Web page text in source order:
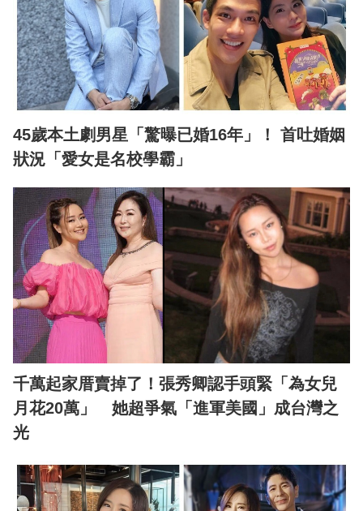
45歲本土劇男星「驚曝已婚16年」！ 首吐婚姻
狀況「愛女是名校學霸」
千萬起家厝賣掉了！張秀卿認手頭緊「為女兒
月花20萬」 她超爭氣「進軍美國」成台灣之
光